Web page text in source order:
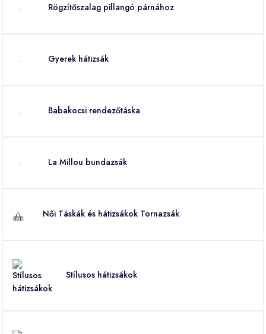
Rögzítőszalag pillangó párnához
Gyerek hátizsák
Babakocsi rendezőtáska
La Millou bundazsák
Női Táskák és hátizsákok Tornazsák
Stílusos hátizsákok